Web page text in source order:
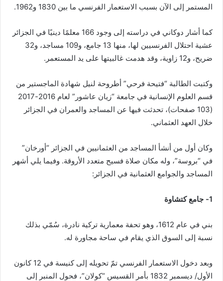
المستمر إلى الآن بسبب الاستعمار الفرنسي ما بين 1830 و1962.
كما أشار دوكاني في دراسته إلى وجود 166 معلمًا دينيًا في الجزائر
عشية احتلال الفرنسيين لها، منها 13 جامع، و109 مساجد، و32
ضريح، و12 زاوية، وقد هدمت غالبيتها على يد المستعمر.
وكتبت الطالبة “فتيحة فرحي” أطروحة لنيل شهادة الماجستير من
قسم العلوم الإنسانية في جامعة “زيان عاشور” لعام 2016-2017
(103 صفحات)، تحدثت فيها عن المساجد والعمران في الجزائر
خلال العهد العثماني.
وكان أول من أنشأ المساجد من العثمانيين في الجزائر “أورخان”
في “بروسة”، وله مكان صلاة فسيح متعدد الأروقة. وفيما يلي أشهر
المساجد والجوامع العثمانية في الجزائر:
1- جامع كتشاوة
بني في عام 1612، وهو تحفة معمارية تركية نادرة، سُمّي بذلك
نسبة إلى السوق الذي يقام في ساحة مجاورة له.
وبعد دخول الاستعمار الفرنسي تمّ تحويله إلى كنيسة في 12 كانون
الأول/ ديسمبر 1832 بأمر القسيس “كولان”، فحول المنبر إلى